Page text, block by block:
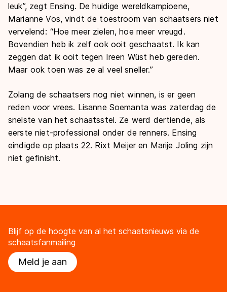
leuk”, zegt Ensing. De huidige wereldkampioene,
Marianne Vos, vindt de toestroom van schaatsers niet
vervelend: “Hoe meer zielen, hoe meer vreugd.
Bovendien heb ik zelf ook ooit geschaatst. Ik kan
zeggen dat ik ooit tegen Ireen Wüst heb gereden.
Maar ook toen was ze al veel sneller.”
Zolang de schaatsers nog niet winnen, is er geen
reden voor vrees. Lisanne Soemanta was zaterdag de
snelste van het schaatsstel. Ze werd dertiende, als
eerste niet-professional onder de renners. Ensing
eindigde op plaats 22. Rixt Meijer en Marije Joling zijn
niet gefinisht.
Blijf op de hoogte van al het schaatsnieuws via de
schaatsfanmailing
Meld je aan